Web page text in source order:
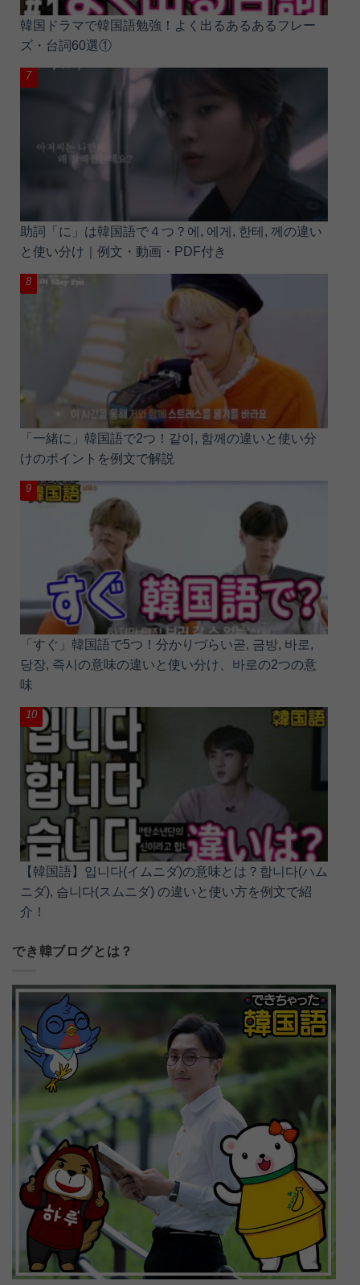
韓国ドラマで韓国語勉強！よく出るあるあるフレー
ズ・台詞60選①
助詞「に」は韓国語で４つ？에, 에게, 한테, 께の違い
と使い分け｜例文・動画・PDF付き
「一緒に」韓国語で2つ！같이, 함께の違いと使い分
けのポイントを例文で解説
「すぐ」韓国語で5つ！分かりづらい곧, 금방, 바로,
당장, 즉시の意味の違いと使い分け、바로の2つの意
味
【韓国語】입니다(イムニダ)の意味とは？합니다(ハム
ニダ), 습니다(スムニダ) の違いと使い方を例文で紹
介！
でき韓ブログとは？